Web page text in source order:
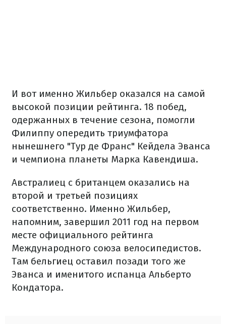
И вот именно Жильбер оказался на самой
высокой позиции рейтинга. 18 побед,
одержанных в течение сезона, помогли
Филиппу опередить триумфатора
нынешнего "Тур де Франс" Кейдела Эванса
и чемпиона планеты Марка Кавендиша.
Австралиец с британцем оказались на
второй и третьей позициях
соответственно. Именно Жильбер,
напомним, завершил 2011 год на первом
месте официального рейтинга
Международного союза велосипедистов.
Там бельгиец оставил позади того же
Эванса и именитого испанца Альберто
Кондатора.